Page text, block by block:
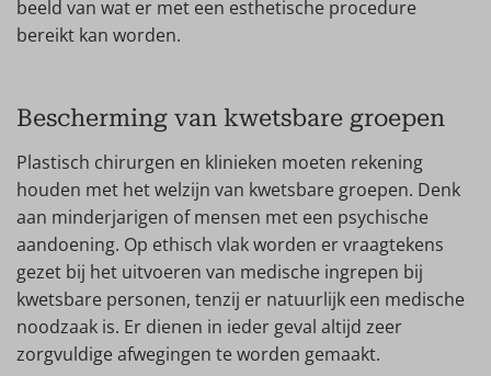
beeld van wat er met een esthetische procedure
bereikt kan worden.
Bescherming van kwetsbare groepen
Plastisch chirurgen en klinieken moeten rekening
houden met het welzijn van kwetsbare groepen. Denk
aan minderjarigen of mensen met een psychische
aandoening. Op ethisch vlak worden er vraagtekens
gezet bij het uitvoeren van medische ingrepen bij
kwetsbare personen, tenzij er natuurlijk een medische
noodzaak is. Er dienen in ieder geval altijd zeer
zorgvuldige afwegingen te worden gemaakt.